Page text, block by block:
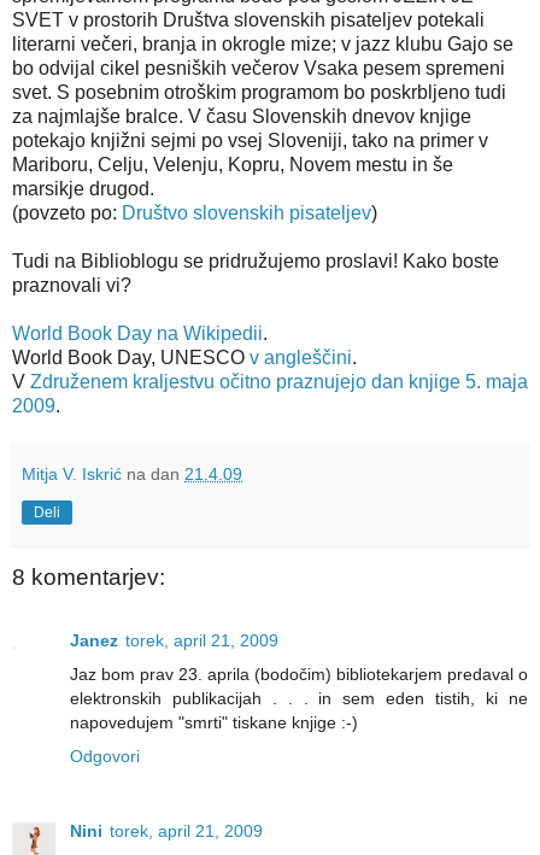
SVET v prostorih Društva slovenskih pisateljev potekali
literarni večeri, branja in okrogle mize; v jazz klubu Gajo se
bo odvijal cikel pesniških večerov Vsaka pesem spremeni
svet. S posebnim otroškim programom bo poskrbljeno tudi
za najmlajše bralce. V času Slovenskih dnevov knjige
potekajo knjižni sejmi po vsej Sloveniji, tako na primer v
Mariboru, Celju, Velenju, Kopru, Novem mestu in še
marsikje drugod.
(povzeto po: Društvo slovenskih pisateljev)
Tudi na Biblioblogu se pridružujemo proslavi! Kako boste
praznovali vi?
World Book Day na Wikipedii.
World Book Day, UNESCO v angleščini.
V Združenem kraljestvu očitno praznujejo dan knjige 5. maja
2009.
Mitja V. Iskrić na dan 21.4.09
Deli
8 komentarjev:
Janez torek, april 21, 2009
Jaz bom prav 23. aprila (bodočim) bibliotekarjem predaval o
elektronskih publikacijah . . . in sem eden tistih, ki ne
napovedujem "smrti" tiskane knjige :-)
Odgovori
Nini torek, april 21, 2009